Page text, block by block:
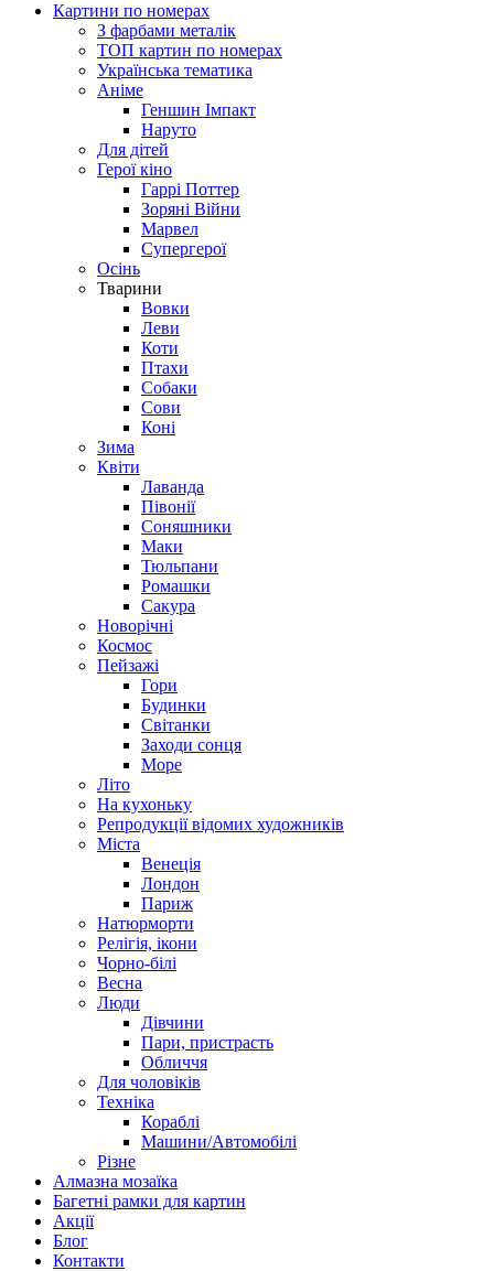
Картини по номерах
З фарбами металік
ТОП картин по номерах
Українська тематика
Аніме
Геншин Імпакт
Наруто
Для дітей
Герої кіно
Гаррі Поттер
Зоряні Війни
Марвел
Супергерої
Осінь
Тварини
Вовки
Леви
Коти
Птахи
Собаки
Сови
Коні
Зима
Квіти
Лаванда
Півонії
Соняшники
Маки
Тюльпани
Ромашки
Сакура
Новорічні
Космос
Пейзажі
Гори
Будинки
Світанки
Заходи сонця
Море
Літо
На кухоньку
Репродукції відомих художників
Міста
Венеція
Лондон
Париж
Натюрморти
Релігія, ікони
Чорно-білі
Весна
Люди
Дівчини
Пари, пристрасть
Обличчя
Для чоловіків
Техніка
Кораблі
Машини/Автомобілі
Різне
Алмазна мозаїка
Багетні рамки для картин
Акції
Блог
Контакти